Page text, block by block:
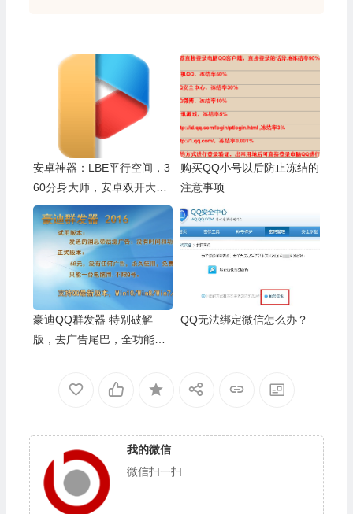
安卓神器：LBE平行空间，3
60分身大师，安卓双开大
师；万能多开双开三开四开
原版微信、qq、qq空间、微
博等各种app ，去广告pro版
购买QQ小号以后防止冻结的
注意事项
豪迪QQ群发器 特别破解
版，去广告尾巴，全功能可
QQ无法绑定微信怎么办？
我的微信
微信扫一扫